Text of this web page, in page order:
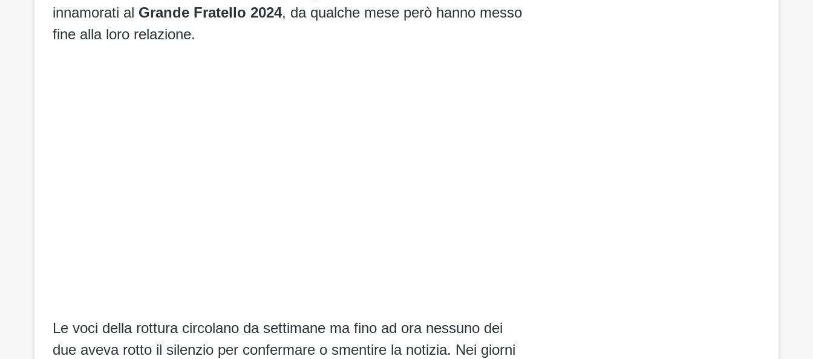
innamorati al Grande Fratello 2024, da qualche mese però hanno messo
fine alla loro relazione.
Le voci della rottura circolano da settimane ma fino ad ora nessuno dei
due aveva rotto il silenzio per confermare o smentire la notizia. Nei giorni